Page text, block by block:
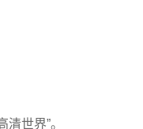
世界”。